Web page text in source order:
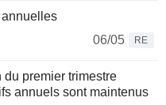
06/05
RE
premier trimestre
annuels sont maintenus